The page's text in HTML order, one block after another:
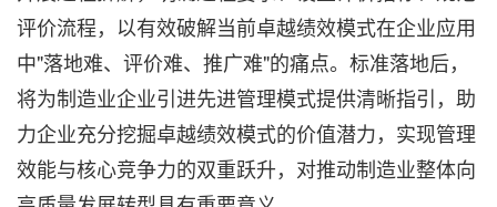
评价流程，以有效破解当前卓越绩效模式在企业应用
中"落地难、评价难、推广难"的痛点。标准落地后，
将为制造业企业引进先进管理模式提供清晰指引，助
力企业充分挖掘卓越绩效模式的价值潜力，实现管理
效能与核心竞争力的双重跃升，对推动制造业整体向